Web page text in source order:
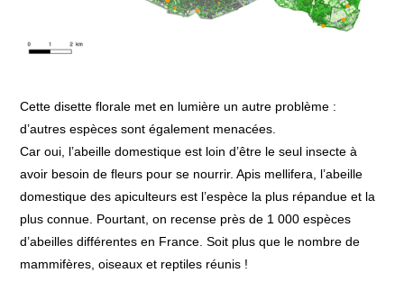
Cette disette florale met en lumière un autre problème :
d’autres espèces sont également menacées.
Car oui, l’abeille domestique est loin d’être le seul insecte à
avoir besoin de fleurs pour se nourrir. Apis mellifera, l’abeille
domestique des apiculteurs est l’espèce la plus répandue et la
plus connue. Pourtant, on recense près de 1 000 espèces
d’abeilles différentes en France. Soit plus que le nombre de
mammifères, oiseaux et reptiles réunis !